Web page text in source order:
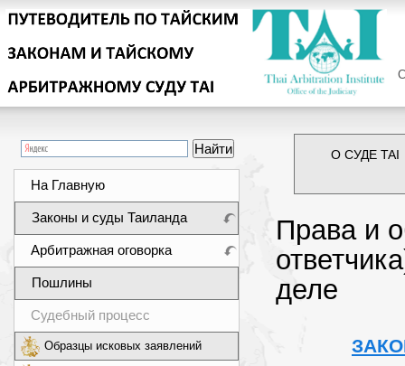
На Главную
Законы и суды Таиланда
Арбитражная оговорка
Пошлины
Судебный процесс
Образцы исковых заявлений
О СУДЕ TAI
Права и
деле